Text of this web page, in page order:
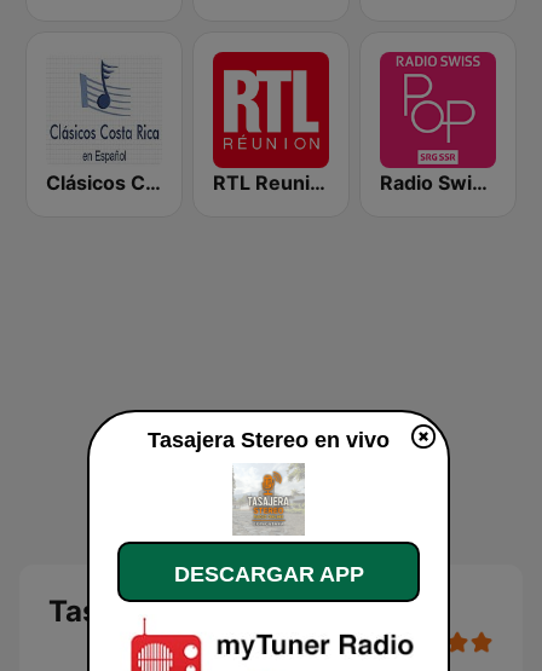
Clásicos Costa Rica Español RTL Reunion Radio Swiss Pop
Tasajera Stereo en vivo
Tasajera Stereo en vivo
DESCARGAR APP